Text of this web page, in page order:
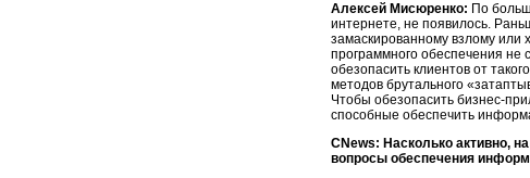
Алексей Мисюренко: По
интернете, не появилось.
замаскированному взлому или
программного обеспечения не
обезопасить клиентов от
методов брутального
Чтобы обезопасить бизнес-
способные обеспечить
CNews: Насколько активно,
вопросы обеспечения